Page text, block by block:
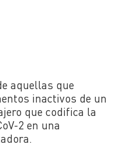
aquellas que
inactivos de un
que codifica la
2 en una